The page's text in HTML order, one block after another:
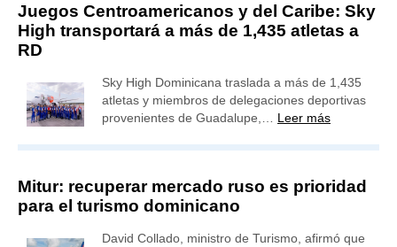
Juegos Centroamericanos y del Caribe: Sky
High transportará a más de 1,435 atletas a
RD
Sky High Dominicana traslada a más de 1,435
atletas y miembros de delegaciones deportivas
provenientes de Guadalupe,… Leer más
Mitur: recuperar mercado ruso es prioridad
para el turismo dominicano
David Collado, ministro de Turismo, afirmó que